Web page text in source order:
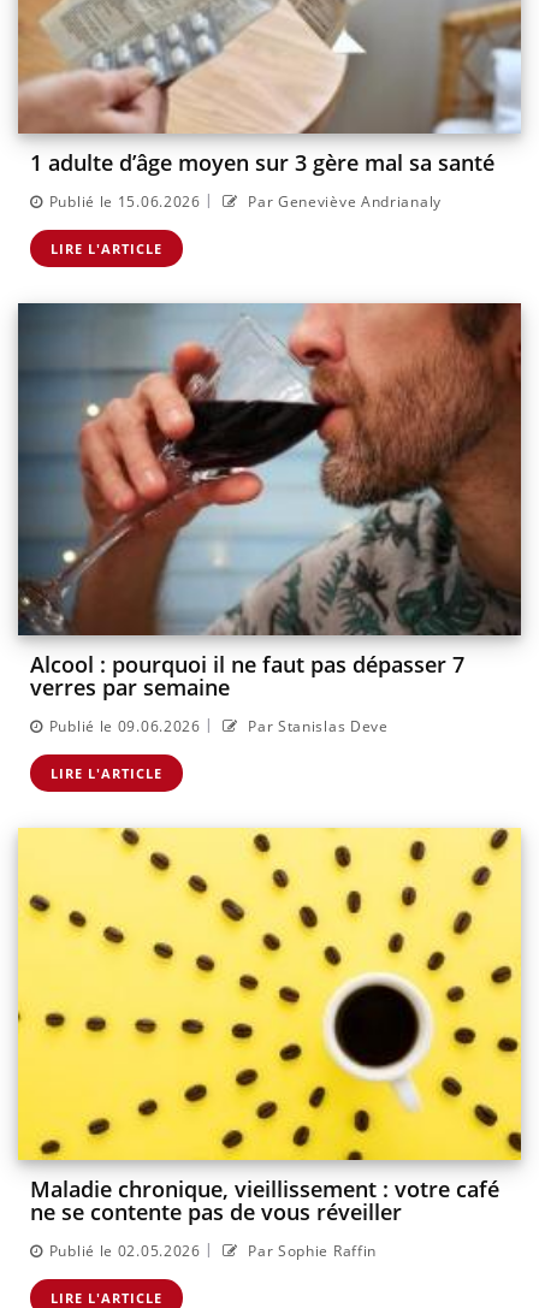
1 adulte d’âge moyen sur 3 gère mal sa santé
Publié le 15.06.2026 | Par Geneviève Andrianaly
LIRE L'ARTICLE
Alcool : pourquoi il ne faut pas dépasser 7
verres par semaine
Publié le 09.06.2026 | Par Stanislas Deve
LIRE L'ARTICLE
Maladie chronique, vieillissement : votre café
ne se contente pas de vous réveiller
Publié le 02.05.2026 | Par Sophie Raffin
LIRE L'ARTICLE